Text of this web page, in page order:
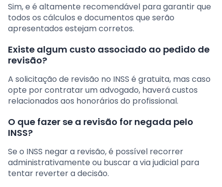
Sim, e é altamente recomendável para garantir que
todos os cálculos e documentos que serão
apresentados estejam corretos.
Existe algum custo associado ao pedido de
revisão?
A solicitação de revisão no INSS é gratuita, mas caso
opte por contratar um advogado, haverá custos
relacionados aos honorários do profissional.
O que fazer se a revisão for negada pelo
INSS?
Se o INSS negar a revisão, é possível recorrer
administrativamente ou buscar a via judicial para
tentar reverter a decisão.